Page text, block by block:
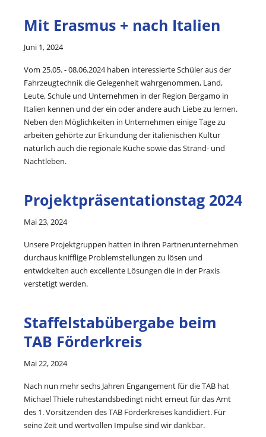
Mit Erasmus + nach Italien
Juni 1, 2024
Vom 25.05. - 08.06.2024 haben interessierte Schüler aus der
Fahrzeugtechnik die Gelegenheit wahrgenommen, Land,
Leute, Schule und Unternehmen in der Region Bergamo in
Italien kennen und der ein oder andere auch Liebe zu lernen.
Neben den Möglichkeiten in Unternehmen einige Tage zu
arbeiten gehörte zur Erkundung der italienischen Kultur
natürlich auch die regionale Küche sowie das Strand- und
Nachtleben.
Projektpräsentationstag 2024
Mai 23, 2024
Unsere Projektgruppen hatten in ihren Partnerunternehmen
durchaus knifflige Problemstellungen zu lösen und
entwickelten auch excellente Lösungen die in der Praxis
verstetigt werden.
Staffelstabübergabe beim
TAB Förderkreis
Mai 22, 2024
Nach nun mehr sechs Jahren Engangement für die TAB hat
Michael Thiele ruhestandsbedingt nicht erneut für das Amt
des 1. Vorsitzenden des TAB Förderkreises kandidiert. Für
seine Zeit und wertvollen Impulse sind wir dankbar.